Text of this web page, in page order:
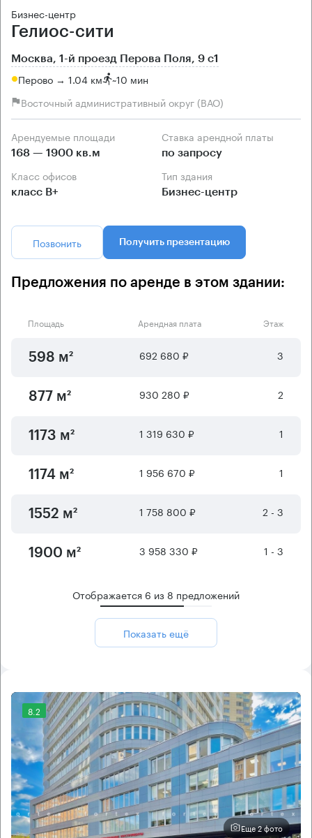
Бизнес-центр
Гелиос-сити
Москва, 1-й проезд Перова Поля, 9 с1
Перово → 1.04 км ~10 мин
Восточный административный округ (ВАО)
Арендуемые площади
168 — 1900 кв.м
Ставка арендной платы
по запросу
Класс офисов
класс B+
Тип здания
Бизнес-центр
Позвонить Получить презентацию
Предложения по аренде в этом здании:
Площадь Арендная плата Этаж
598 м² 692 680 ₽ 3
877 м² 930 280 ₽ 2
1173 м² 1 319 630 ₽ 1
1174 м² 1 956 670 ₽ 1
1552 м² 1 758 800 ₽ 2 - 3
1900 м² 3 958 330 ₽ 1 - 3
Отображается 6 из 8 предложений
Показать ещё
8.2
Еще 2 фото